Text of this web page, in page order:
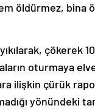
öldürmez,
çökerek
oturmaya
ilişkin çürük
yönündeki